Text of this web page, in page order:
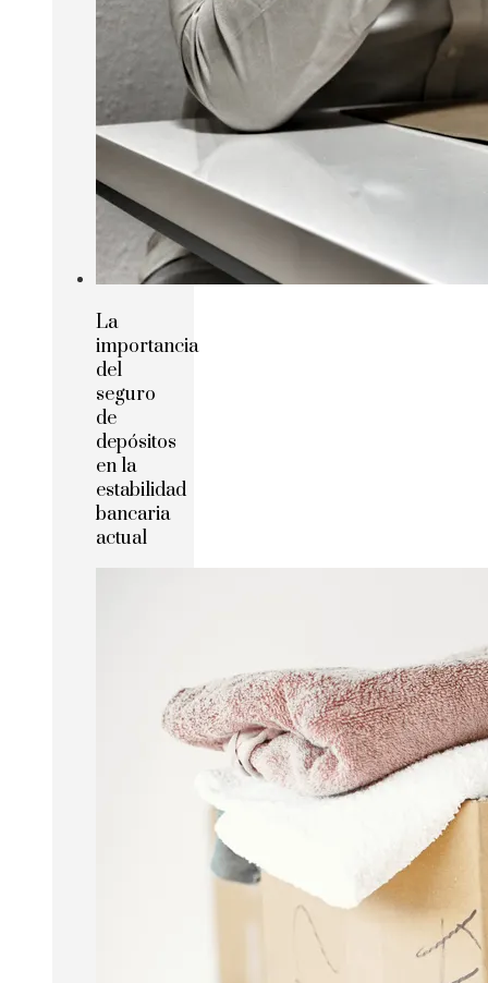
La
importancia
del
seguro
de
depósitos
en la
estabilidad
bancaria
actual